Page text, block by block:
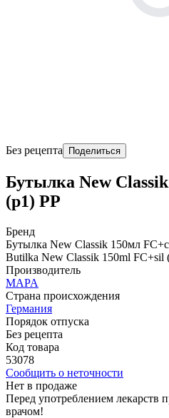
Без рецепта Поделиться
Бутылка New
(р1) PP
Бренд
Бутылка New Classik 150мл
Butilka New Classik 150ml FC+sil
Производитель
MAPA
Страна происхождения
Германия
Порядок отпуска
Без рецепта
Код товара
53078
Сообщить о неточности
Нет в продаже
Перед употреблением лекарств
врачом!